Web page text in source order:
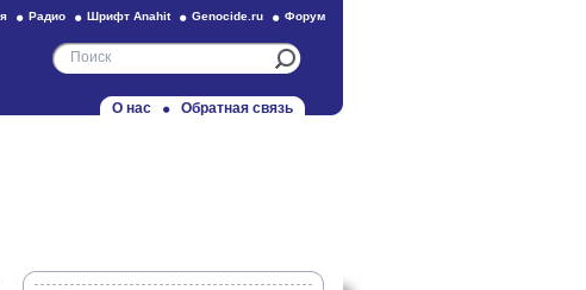
Радио Шрифт Anahit Genocide.ru Форум
О нас Обратная связь